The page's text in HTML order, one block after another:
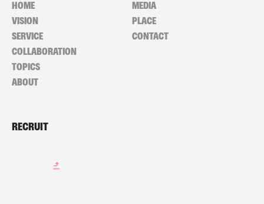
HOME
VISION
SERVICE
COLLABORATION
TOPICS
ABOUT
MEDIA
PLACE
CONTACT
RECRUIT